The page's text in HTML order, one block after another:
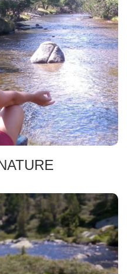
SOI
TOTALE